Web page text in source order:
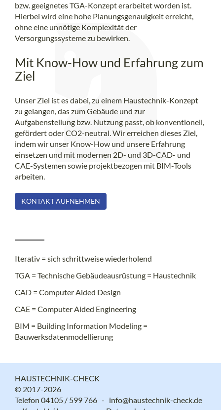
bzw. geeignetes TGA-Konzept erarbeitet worden ist.
Hierbei wird eine hohe Planungsgenauigkeit erreicht,
ohne eine unnötige Komplexität der
Versorgungssysteme zu bewirken.
Mit Know-How und Erfahrung zum
Ziel
Unser Ziel ist es dabei, zu einem Haustechnik-Konzept
zu gelangen, das zum Gebäude und zur
Aufgabenstellung bzw. Nutzung passt, ob konventionell,
gefördert oder CO2-neutral. Wir erreichen dieses Ziel,
indem wir unser Know-How und unsere Erfahrung
einsetzen und mit modernen 2D- und 3D-CAD- und
CAE-Systemen sowie projektbezogen mit BIM-Tools
arbeiten.
KONTAKT AUFNEHMEN
Iterativ = sich schrittweise wiederholend
TGA = Technische Gebäudeausrüstung = Haustechnik
CAD = Computer Aided Design
CAE = Computer Aided Engineering
BIM = Building Information Modeling =
Bauwerksdatenmodellierung
HAUSTECHNIK-CHECK
© 2017-2026
Telefon 04105 / 599 766 - info@haustechnik-check.de